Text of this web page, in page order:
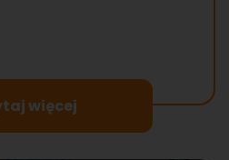
więcej